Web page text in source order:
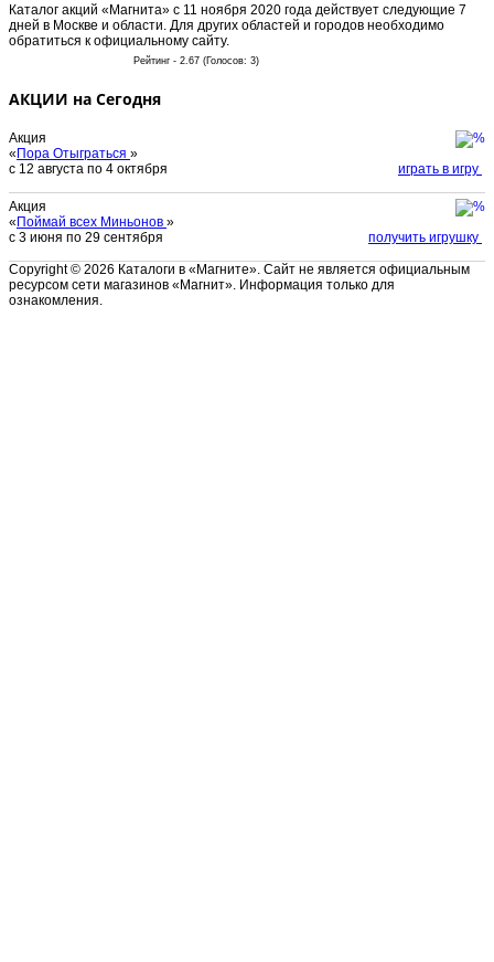
Каталог акций «Магнита» с 11 ноября 2020 года действует следующие 7
дней в Москве и области. Для других областей и городов необходимо
обратиться к официальному сайту.
Рейтинг - 2.67 (Голосов: 3)
АКЦИИ на Сегодня
Акция
« Пора Отыграться »
с 12 августа по 4 октября
играть в игру
Акция
« Поймай всех Миньонов »
с 3 июня по 29 сентября
получить игрушку
Copyright © 2026 Каталоги в «Магните». Сайт не является официальным
ресурсом сети магазинов «Магнит». Информация только для
ознакомления.